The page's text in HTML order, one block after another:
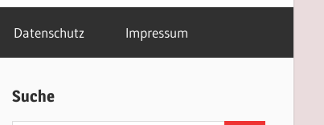
Datenschutz Impressum
Suche